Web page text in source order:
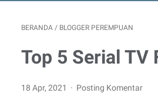
BERANDA / BLOGGER PEREMPUAN
Top 5 Serial TV
18 Apr, 2021 Posting Komentar